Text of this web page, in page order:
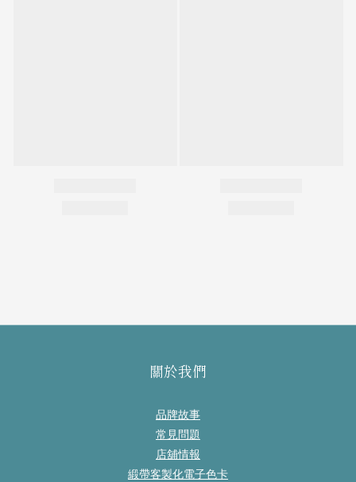
關於我們
品牌故事
常見問題
店舖情報
緞帶客製化電子色卡